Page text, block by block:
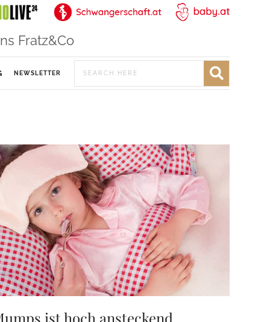
Fratz&Co
NEWSLETTER
ist hoch ansteckend